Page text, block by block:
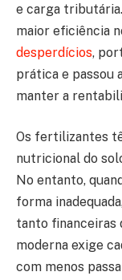
e carga
maior eficiência
desperdícios,
prática e passou
manter a
Os fertilizantes
nutricional do
No entanto,
forma
tanto financeiras
moderna exige
com menos